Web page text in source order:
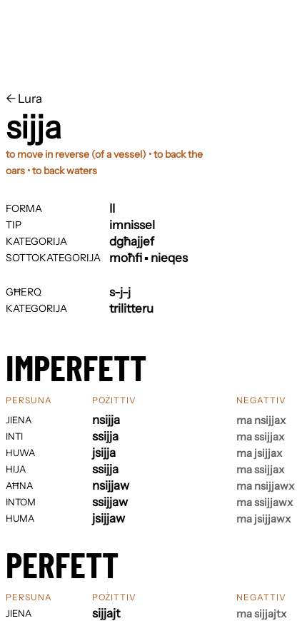
← ​​Lura
sijja
to move in reverse (of a vessel) • to back the
oars • to back waters
FORMA
TIP
KATEGORIJA
SOTTOKATEGORIJA
GĦERQ
KATEGORIJA
imnissel
dgħajjef
moħfi ▪ nieqes
s-j-j
trilitteru
IMPERFETT
PERSUNA
JIENA
INTI
HUWA
HIJA
AĦNA
INTOM
HUMA
POŻITTIV
nsijja
ssijja
jsijja
ssijja
nsijjaw
ssijjaw
jsijjaw
NEGATTIV
ma nsijjax
ma ssijjax
ma jsijjax
ma ssijjax
ma nsijjawx
ma ssijjawx
ma jsijjawx
PERFETT
PERSUNA
JIENA
POŻITTIV
sijjajt
NEGATTIV
ma sijjajtx